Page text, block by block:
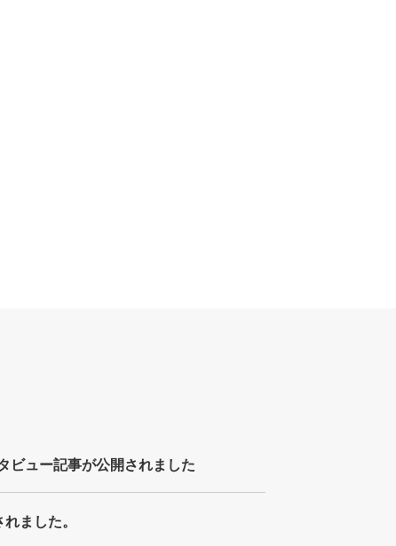
ビュー記事が公開されました
ました。